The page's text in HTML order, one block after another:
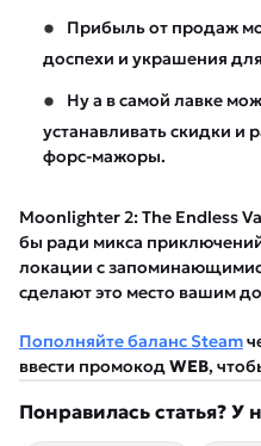
Прибыль от продаж
доспехи и украшения
Ну а в самой лавке
устанавливать скидки
форс-мажоры.
Moonlighter 2: The Endless
бы ради микса
локации с
сделают это место вашим
Пополняйте баланс Steam
ввести промокодWEB,
Понравилась статья? У